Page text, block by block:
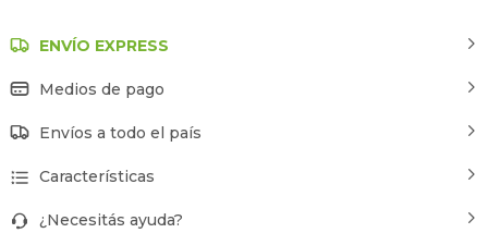
ENVÍO EXPRESS
Medios de pago
Envíos a todo el país
Características
¿Necesitás ayuda?